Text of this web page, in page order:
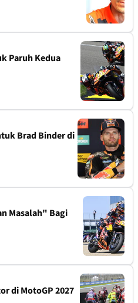
Paruh Kedua
Brad Binder di
Masalah" Bagi
di MotoGP 2027